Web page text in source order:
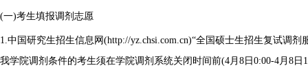
(一)考生填报调剂志愿
1.中国研究生招生信息网(http://yz.chsi.com.cn)“全国硕士生招生复试调剂
我学院调剂条件的考生须在学院调剂系统关闭时间前(4月8日0:00-4月8日